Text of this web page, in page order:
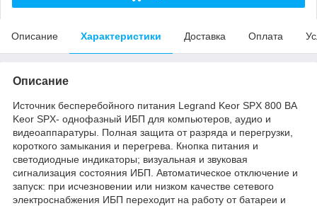
Описание Характеристики Доставка Оплата
Описание
Источник бесперебойного питания Legrand Keor SPX 800 ВА
Keor SPX- однофазный ИБП для компьютеров, аудио и
видеоаппаратуры. Полная защита от разряда и перегрузки,
короткого замыкания и перегрева. Кнопка питания и
светодиодные индикаторы; визуальная и звуковая
сигнализация состояния ИБП. Автоматическое отключение и
запуск: при исчезновении или низком качестве сетевого
электроснабжения ИБП переходит на работу от батареи и